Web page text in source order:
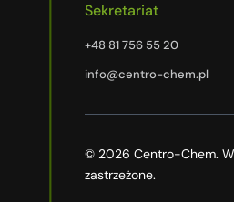
Sekretariat
+48 81 756 55 20
info@centro-chem.pl
© 2026 Centro-Chem.
zastrzeżone.